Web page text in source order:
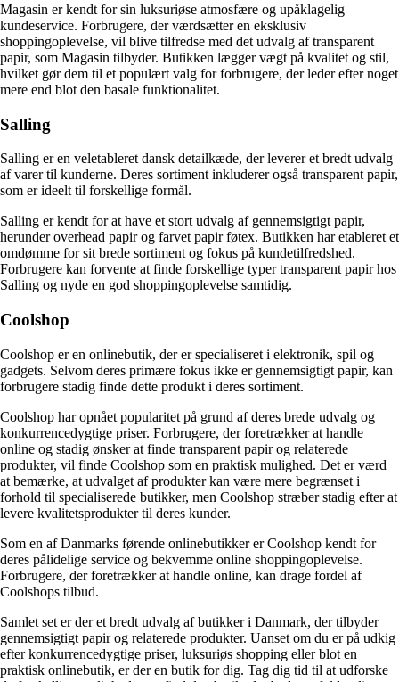
Magasin er kendt for sin luksuriøse atmosfære og upåklagelig
kundeservice. Forbrugere, der værdsætter en eksklusiv
shoppingoplevelse, vil blive tilfredse med det udvalg af transparent
papir, som Magasin tilbyder. Butikken lægger vægt på kvalitet og stil,
hvilket gør dem til et populært valg for forbrugere, der leder efter noget
mere end blot den basale funktionalitet.
Salling
Salling er en veletableret dansk detailkæde, der leverer et bredt udvalg
af varer til kunderne. Deres sortiment inkluderer også transparent papir,
som er ideelt til forskellige formål.
Salling er kendt for at have et stort udvalg af gennemsigtigt papir,
herunder overhead papir og farvet papir føtex. Butikken har etableret et
omdømme for sit brede sortiment og fokus på kundetilfredshed.
Forbrugere kan forvente at finde forskellige typer transparent papir hos
Salling og nyde en god shoppingoplevelse samtidig.
Coolshop
Coolshop er en onlinebutik, der er specialiseret i elektronik, spil og
gadgets. Selvom deres primære fokus ikke er gennemsigtigt papir, kan
forbrugere stadig finde dette produkt i deres sortiment.
Coolshop har opnået popularitet på grund af deres brede udvalg og
konkurrencedygtige priser. Forbrugere, der foretrækker at handle
online og stadig ønsker at finde transparent papir og relaterede
produkter, vil finde Coolshop som en praktisk mulighed. Det er værd
at bemærke, at udvalget af produkter kan være mere begrænset i
forhold til specialiserede butikker, men Coolshop stræber stadig efter at
levere kvalitetsprodukter til deres kunder.
Som en af Danmarks førende onlinebutikker er Coolshop kendt for
deres pålidelige service og bekvemme online shoppingoplevelse.
Forbrugere, der foretrækker at handle online, kan drage fordel af
Coolshops tilbud.
Samlet set er der et bredt udvalg af butikker i Danmark, der tilbyder
gennemsigtigt papir og relaterede produkter. Uanset om du er på udkig
efter konkurrencedygtige priser, luksuriøs shopping eller blot en
praktisk onlinebutik, er der en butik for dig. Tag dig tid til at udforske